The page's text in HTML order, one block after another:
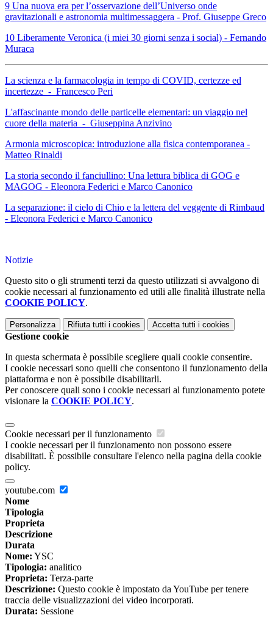
9 Una nuova era per l’osservazione dell’Universo onde
gravitazionali e astronomia multimessaggera - Prof. Giuseppe Greco
10 Liberamente Veronica (i miei 30 giorni senza i social) - Fernando
Muraca
La scienza e la farmacologia in tempo di COVID, certezze ed
incertezze - Francesco Peri
L'affascinante mondo delle particelle elementari: un viaggio nel
cuore della materia - Giuseppina Anzivino
Armonia microscopica: introduzione alla fisica contemporanea -
Matteo Rinaldi
La storia secondo il fanciullino: Una lettura biblica di GOG e
MAGOG - Eleonora Federici e Marco Canonico
La separazione: il cielo di Chio e la lettera del veggente di Rimbaud
- Eleonora Federici e Marco Canonico
Notizie
Questo sito o gli strumenti terzi da questo utilizzati si avvalgono di
cookie necessari al funzionamento ed utili alle finalità illustrate nella
COOKIE POLICY.
Personalizza Rifiuta tutti i cookies Accetta tutti i cookies
Gestione cookie
In questa schermata è possibile scegliere quali cookie consentire.
I cookie necessari sono quelli che consentono il funzionamento della
piattaforma e non è possibile disabilitarli.
Per conoscere quali sono i cookie necessari al funzionamento potete
visionare la COOKIE POLICY.
Cookie necessari per il funzionamento
I cookie necessari per il funzionamento non possono essere
disabilitati. È possibile consultare l'elenco nella pagina della cookie
policy.
youtube.com
Nome
Tipologia
Proprieta
Descrizione
Durata
Nome: YSC
Tipologia: analitico
Proprieta: Terza-parte
Descrizione: Questo cookie è impostato da YouTube per tenere
traccia delle visualizzazioni dei video incorporati.
Durata: Sessione